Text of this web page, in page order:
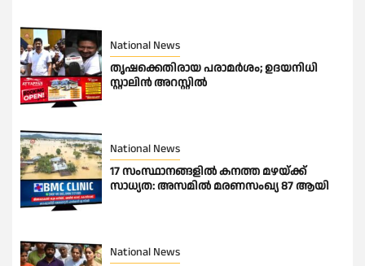
National News
തൃഷക്കെതിരായ പരാമർശം; ഉദയനിധി
സ്റ്റാലിൻ അറസ്റ്റിൽ
National News
17 സംസ്ഥാനങ്ങളിൽ കനത്ത മഴയ്ക്ക്
സാധ്യത: അസമിൽ മരണസംഖ്യ 87 ആയി
National News